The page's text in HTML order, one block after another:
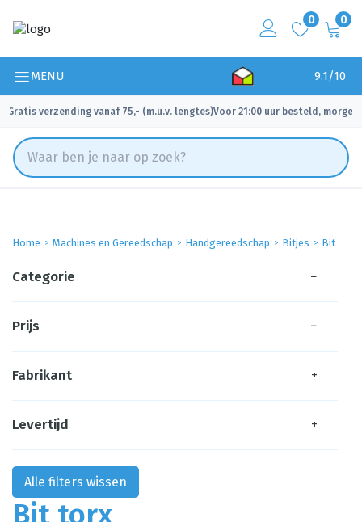
0 0
MENU 9.1/10
Gratis verzending vanaf 75,- (m.u.v. lengtes)
✓ Voor 21:00 uur besteld, morgen
Home Machines en Gereedschap Handgereedschap Bitjes Bit
Bit torx
Categorie −
Prijs −
Fabrikant +
Levertijd +
Alle filters wissen